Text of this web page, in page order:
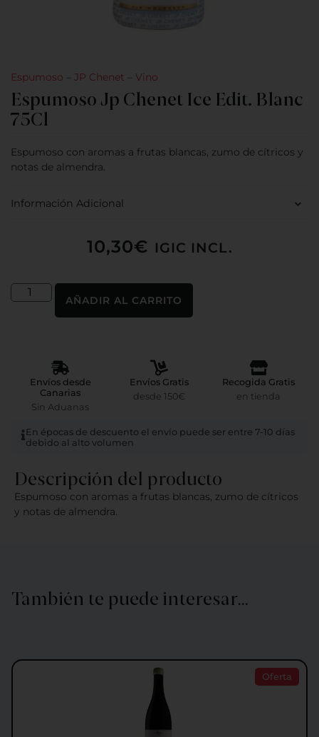
Espumoso JP Chenet Vino
Espumoso Jp Chenet Ice Edit. Blanc
75Cl
Espumoso con aromas a frutas blancas, zumo de cítricos y
notas de almendra.
Información Adicional
10,30€ IGIC INCL.
AÑADIR AL CARRITO
Envíos desde
Canarias
Sin Aduanas
Envíos Gratis
desde 150€
Recogida Gratis
en tienda
En épocas de descuento el envío puede ser entre 7-10 días
debido al alto volumen
Descripción del producto
Espumoso con aromas a frutas blancas, zumo de cítricos
y notas de almendra.
También te puede interesar…
Oferta